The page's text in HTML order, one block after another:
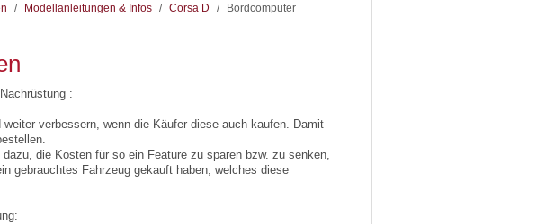
/ Modellanleitungen & Infos / Corsa D / Bordcomputer
:
verbessern, wenn die Käufer diese auch kaufen. Damit
die Kosten für so ein Feature zu sparen bzw. zu senken,
gebrauchtes Fahrzeug gekauft haben, welches diese